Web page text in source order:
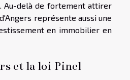
Au-delà de fortement attirer
représente aussi une
en immobilier en
et la loi Pinel